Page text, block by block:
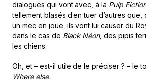
dialogues qui vont avec, à la Pulp
tellement blasés d’en tuer d’autres que,
un mec en joue, ils vont lui causer du
dans le cas de Black Néon, des pipis
les chiens.
Oh, et – est-il utile de le préciser ? – le
Where else.